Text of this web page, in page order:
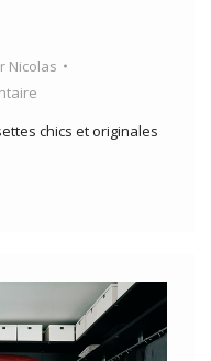
Nicolas
chics et originales